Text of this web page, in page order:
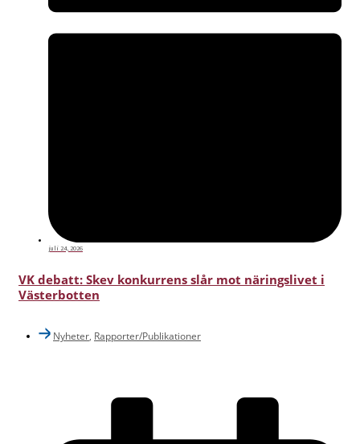
juli 24, 2026
VK debatt: Skev konkurrens slår mot näringslivet i
Västerbotten
Nyheter, Rapporter/Publikationer